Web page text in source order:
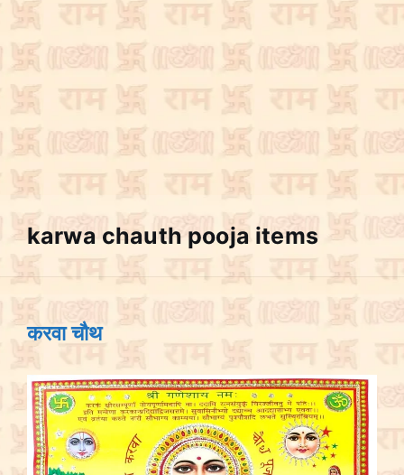
karwa chauth pooja items
करवा चौथ